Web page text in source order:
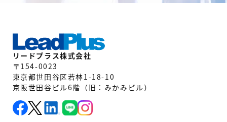
リードプラス株式会社
〒154-0023
東京都世田谷区若林1-18-10
京阪世田谷ビル6階（旧：みかみビル）